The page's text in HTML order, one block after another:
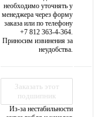
необходимо уточнять у
менеджера через форму
заказа или по телефону
+7 812 363-4-364.
Приносим извинения за
неудобства.
Заказать этот
подшипник
Из-за нестабильности